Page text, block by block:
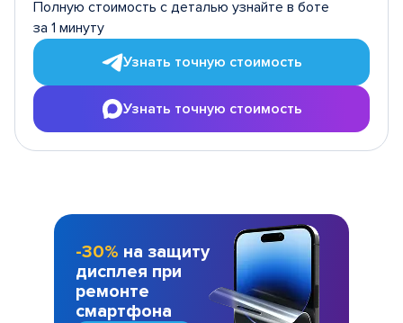
Полную стоимость с деталью узнайте в боте
за 1 минуту
Узнать точную стоимость
Узнать точную стоимость
-30% на защиту
дисплея при
ремонте
смартфона